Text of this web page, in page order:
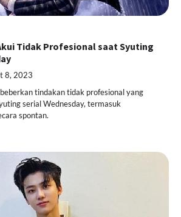
Tidak Profesional saat Syuting
8, 2023
tindakan tidak profesional yang
serial Wednesday, termasuk
spontan.